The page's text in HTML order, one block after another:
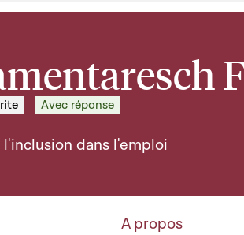
Avec réponse
l'inclusion dans l'emploi
A propos